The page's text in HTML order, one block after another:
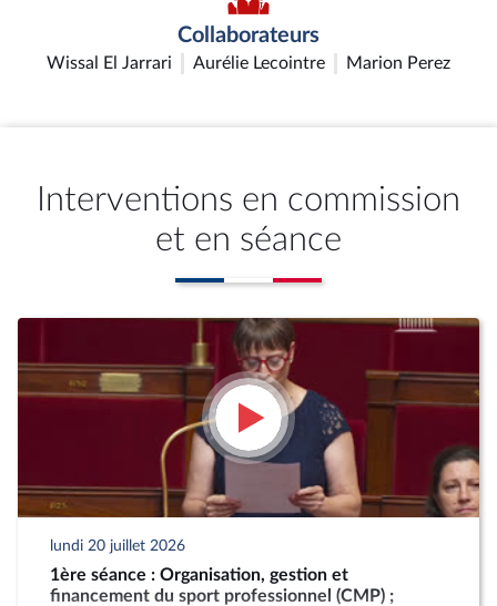
Collaborateurs
Wissal El Jarrari Aurélie Lecointre Marion Perez
Interventions en commission
et en séance
lundi 20 juillet 2026
1ère séance : Organisation, gestion et
financement du sport professionnel (CMP) ;